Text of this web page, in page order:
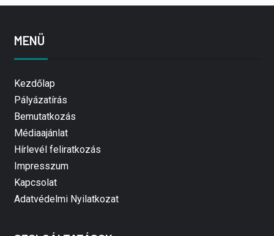
MENÜ
Kezdőlap
Pályázatírás
Bemutatkozás
Médiaajánlat
Hírlevél feliratkozás
Impresszum
Kapcsolat
Adatvédelmi Nyilatkozat